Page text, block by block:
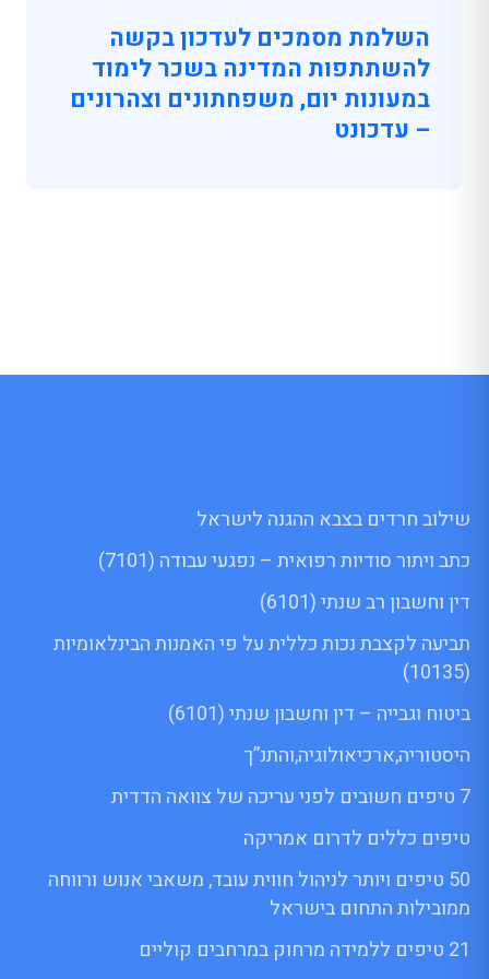
השלמת מסמכים לעדכון בקשה
להשתתפות המדינה בשכר לימוד
במעונות יום, משפחתונים וצהרונים
– עדכונט
שילוב חרדים בצבא ההגנה לישראל
כתב ויתור סודיות רפואית – נפגעי עבודה (7101)
דין וחשבון רב שנתי (6101)
תביעה לקצבת נכות כללית על פי האמנות הבינלאומיות
(10135)
ביטוח וגבייה – דין וחשבון שנתי (6101)
היסטוריה,ארכיאולוגיה,והתנ”ך
7 טיפים חשובים לפני עריכה של צוואה הדדית
טיפים כללים לדרום אמריקה
50 טיפים ויותר לניהול חווית עובד, משאבי אנוש ורווחה
ממובילות התחום בישראל
21 טיפים ללמידה מרחוק במרחבים קוליים